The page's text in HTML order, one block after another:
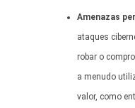
Amenazas
ataques
robar o
a menudo
valor, como